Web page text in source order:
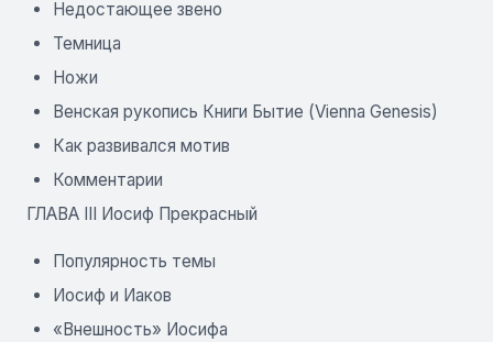
Недостающее звено
Темница
Ножи
Венская рукопись Книги Бытие (Vienna Genesis)
Как развивался мотив
Комментарии
ГЛАВА III Иосиф Прекрасный
Популярность темы
Иосиф и Иаков
«Внешность» Иосифа